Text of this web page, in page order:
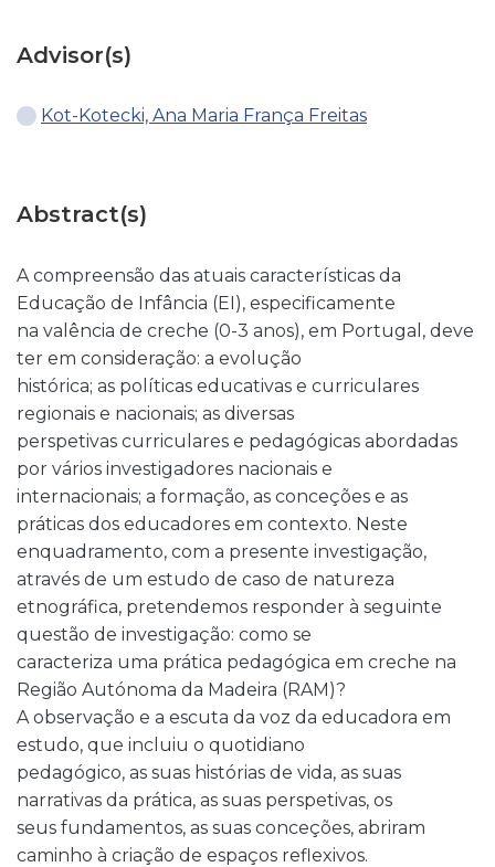
Advisor(s)
Kot-Kotecki, Ana Maria França Freitas
Abstract(s)
A compreensão das atuais características da
Educação de Infância (EI), especificamente
na valência de creche (0-3 anos), em Portugal, deve
ter em consideração: a evolução
histórica; as políticas educativas e curriculares
regionais e nacionais; as diversas
perspetivas curriculares e pedagógicas abordadas
por vários investigadores nacionais e
internacionais; a formação, as conceções e as
práticas dos educadores em contexto. Neste
enquadramento, com a presente investigação,
através de um estudo de caso de natureza
etnográfica, pretendemos responder à seguinte
questão de investigação: como se
caracteriza uma prática pedagógica em creche na
Região Autónoma da Madeira (RAM)?
A observação e a escuta da voz da educadora em
estudo, que incluiu o quotidiano
pedagógico, as suas histórias de vida, as suas
narrativas da prática, as suas perspetivas, os
seus fundamentos, as suas conceções, abriram
caminho à criação de espaços reflexivos.